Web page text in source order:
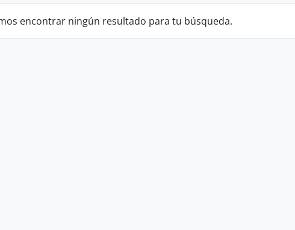
encontrar ningún resultado para tu búsqueda.